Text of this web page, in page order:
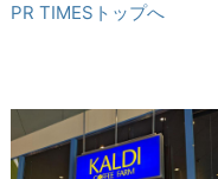
PR TIMESトップへ